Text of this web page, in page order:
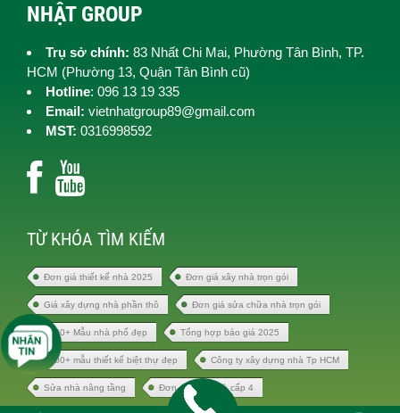
NHẬT GROUP
Trụ sở chính: 83 Nhất Chi Mai, Phường Tân Bình, TP.
HCM (Phường 13, Quận Tân Bình cũ)
Hotline: 096 13 19 335
Email: vietnhatgroup89@gmail.com
MST: 0316998592
TỪ KHÓA TÌM KIẾM
Đơn giá thiết kế nhà 2025 Đơn giá xây nhà trọn gói
Giá xây dựng nhà phần thô Đơn giá sửa chữa nhà trọn gói
1000+ Mẫu nhà phố đẹp Tổng hợp báo giá 2025
1000+ mẫu thiết kế biệt thự đẹp Công ty xây dựng nhà Tp HCM
Sửa nhà nâng tầng Đơn giá xây nhà cấp 4